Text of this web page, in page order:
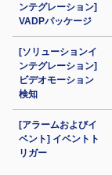
ンテグレーション]
VADPパッケージ
[ソリューションイ
ンテグレーション]
ビデオモーション
検知
[アラームおよびイ
ベント] イベントト
リガー